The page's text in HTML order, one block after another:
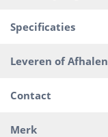
Specificaties
Leveren of Afhalen
Contact
Merk